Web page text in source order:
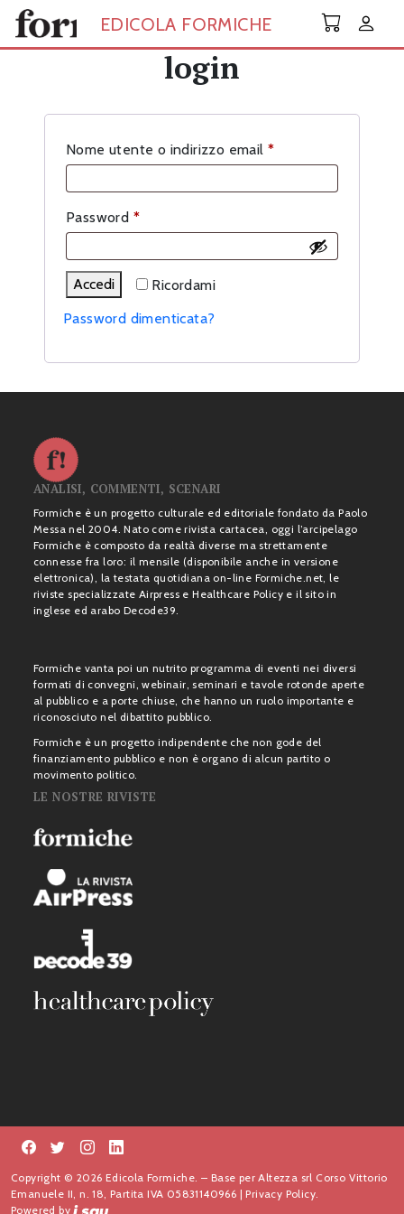
Skip to main content
EDICOLA FORMICHE
login
Nome utente o indirizzo email *Richiesto
Password *Richiesto
Ricordami
Accedi
Password dimenticata?
ANALISI, COMMENTI, SCENARI
Formiche è un progetto culturale ed editoriale fondato da Paolo
Messa nel 2004. Nato come rivista cartacea, oggi l’arcipelago
Formiche è composto da realtà diverse ma strettamente
connesse fra loro: il mensile (disponibile anche in versione
elettronica), la testata quotidiana on-line Formiche.net, le
riviste specializzate Airpress e Healthcare Policy e il sito in
inglese ed arabo Decode39.
Formiche vanta poi un nutrito programma di eventi nei diversi
formati di convegni, webinair, seminari e tavole rotonde aperte
al pubblico e a porte chiuse, che hanno un ruolo importante e
riconosciuto nel dibattito pubblico.
Formiche è un progetto indipendente che non gode del
finanziamento pubblico e non è organo di alcun partito o
movimento politico.
LE NOSTRE RIVISTE
Copyright © 2026 Edicola Formiche. – Base per Altezza srl Corso Vittorio
Emanuele II, n. 18, Partita IVA 05831140966 |Privacy Policy.
Powered by